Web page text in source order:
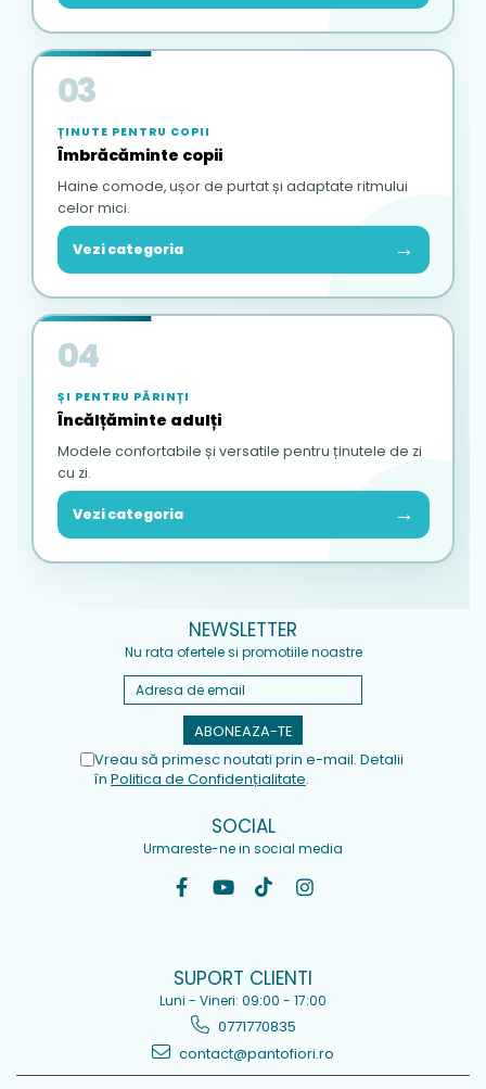
03
ȚINUTE PENTRU COPII
Îmbrăcăminte copii
Haine comode, ușor de purtat și adaptate ritmului
celor mici.
Vezi categoria →
04
ȘI PENTRU PĂRINȚI
Încălțăminte adulți
Modele confortabile și versatile pentru ținutele de zi
cu zi.
Vezi categoria →
NEWSLETTER
Nu rata ofertele si promotiile noastre
Vreau să primesc noutati prin e-mail. Detalii
în Politica de Confidențialitate.
SOCIAL
Urmareste-ne in social media
SUPORT CLIENTI
Luni - Vineri: 09:00 - 17:00
0771770835
contact@pantofiori.ro